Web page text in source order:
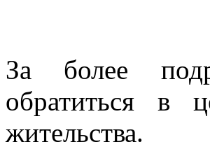
За более
обратиться в
жительства.